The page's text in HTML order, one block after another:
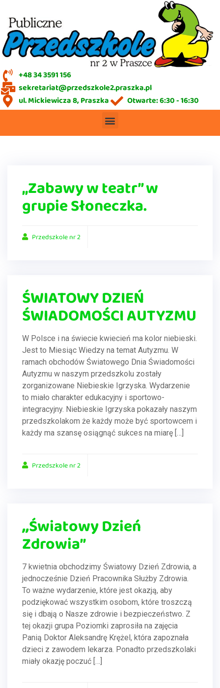
+48 34 3591 156
sekretariat@przedszkole2.praszka.pl
ul. Mickiewicza 8, Praszka
Otwarte: 6:30 - 16:30
„Zabawy w teatr” w
grupie Słoneczka.
Przedszkole nr 2
ŚWIATOWY DZIEŃ
ŚWIADOMOŚCI AUTYZMU
W Polsce i na świecie kwiecień ma kolor niebieski.
Jest to Miesiąc Wiedzy na temat Autyzmu. W
ramach obchodów Światowego Dnia Świadomości
Autyzmu w naszym przedszkolu zostały
zorganizowane Niebieskie Igrzyska. Wydarzenie
to miało charakter edukacyjny i sportowo-
integracyjny. Niebieskie Igrzyska pokazały naszym
przedszkolakom że każdy może być sportowcem i
każdy ma szansę osiągnąć sukces na miarę […]
Przedszkole nr 2
,,Światowy Dzień
Zdrowia”
7 kwietnia obchodzimy Światowy Dzień Zdrowia, a
jednocześnie Dzień Pracownika Służby Zdrowia.
To ważne wydarzenie, które jest okazją, aby
podziękować wszystkim osobom, które troszczą
się i dbają o Nasze zdrowie i bezpieczeństwo. Z
tej okazji grupa Poziomki zaprosiła na zajęcia
Panią Doktor Aleksandrę Krężel, która zapoznała
dzieci z zawodem lekarza. Ponadto przedszkolaki
miały okazję poczuć […]